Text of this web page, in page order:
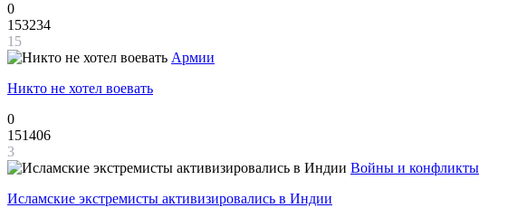
0
153234
15
Армии
Никто не хотел воевать
0
151406
3
Войны и конфликты
Исламские экстремисты активизировались в Индии